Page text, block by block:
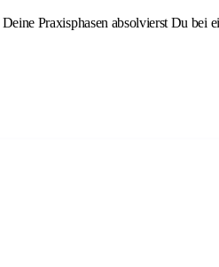
Deine Praxisphasen absolvierst Du bei